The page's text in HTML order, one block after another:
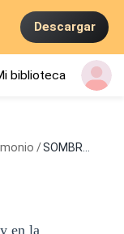
Descargar
biblioteca
/SOMBRAS MALDITAS
en la